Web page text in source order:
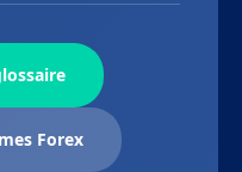
Forex